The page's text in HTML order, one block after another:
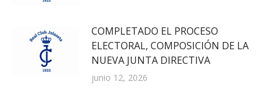
COMPLETADO EL PROCESO
ELECTORAL, COMPOSICIÓN DE LA
NUEVA JUNTA DIRECTIVA
junio 12, 2026